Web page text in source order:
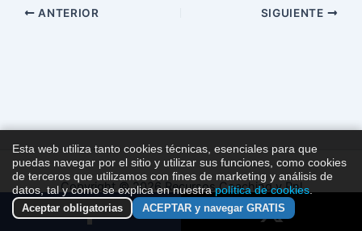
ANTERIOR SIGUIENTE
Copyright © 2026 Recursos Coaching y Pnl
Esta web utiliza tanto cookies técnicas, esenciales para que
puedas navegar por el sitio y utilizar sus funciones, como cookies
de terceros que utilizamos con fines de marketing y análisis de
datos, tal y como se explica en nuestrapolítica de cookies.
Aceptar obligatorias ACEPTAR y navegar GRATIS